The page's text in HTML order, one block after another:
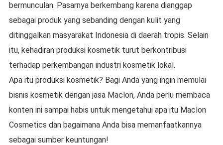
bermunculan. Pasarnya berkembang karena dianggap
sebagai produk yang sebanding dengan kulit yang
ditinggalkan masyarakat Indonesia di daerah tropis. Selain
itu, kehadiran produksi kosmetik turut berkontribusi
terhadap perkembangan industri kosmetik lokal.
Apa itu produksi kosmetik? Bagi Anda yang ingin memulai
bisnis kosmetik dengan jasa Maclon, Anda perlu membaca
konten ini sampai habis untuk mengetahui apa itu Maclon
Cosmetics dan bagaimana Anda bisa memanfaatkannya
sebagai sumber keuntungan!